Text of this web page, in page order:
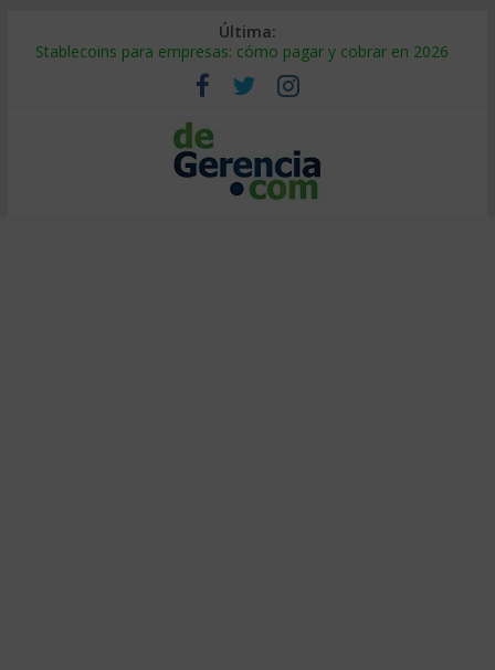
Última:
Stablecoins para empresas: cómo pagar y cobrar en 2026
Despido silencioso: qué es y por qué sale tan caro
IA en selección de personal: cómo auditarla a tiempo
Trabajo forzoso en la cadena de suministro: qué hacer
Mercado hispano de EE. UU.: cómo segmentarlo y venderle